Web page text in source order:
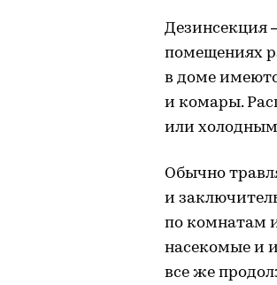
Дезинсекция
помещениях
в доме
и комары.
или холодным
Обычно
и
по комнатам
насекомые и
все же